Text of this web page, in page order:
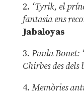
2. ‘Tyrik, el
fantasia ens
Jabaloyas
3. Paula Bonet:
Chirbes des
4. Memòries